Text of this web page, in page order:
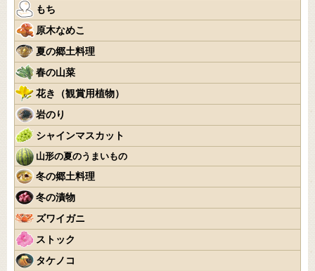
もち
原木なめこ
夏の郷土料理
春の山菜
花き（観賞用植物）
岩のり
シャインマスカット
山形の夏のうまいもの
冬の郷土料理
冬の漬物
ズワイガニ
ストック
タケノコ